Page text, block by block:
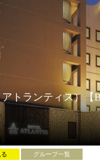
トランティス）【
グループ一覧